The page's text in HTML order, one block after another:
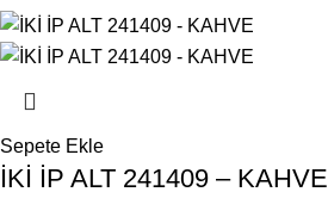
Sepete Ekle
İKİ İP ALT 241409 – KAHVE